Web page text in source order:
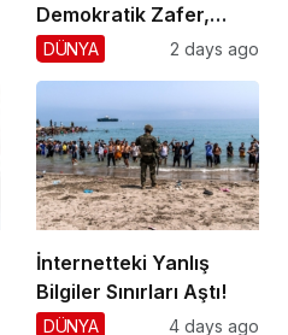
Demokratik Zafer,
Cumhuriyetçilere
DÜNYA 2 days ago
İnternetteki Yanlış
Bilgiler Sınırları Aştı!
DÜNYA 4 days ago